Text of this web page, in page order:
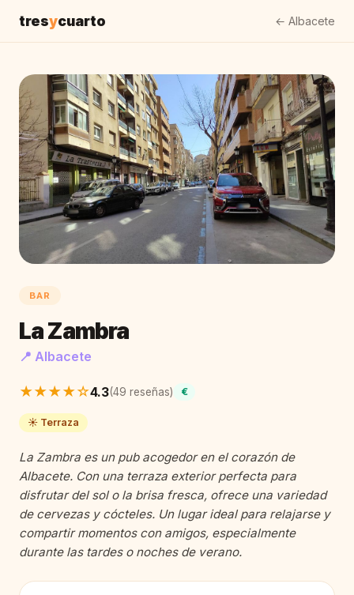
tresycuarto ← Albacete
BAR
La Zambra
📍 Albacete
★★★★☆4.3(49 reseñas) €
☀️ Terraza
La Zambra es un pub acogedor en el corazón de
Albacete. Con una terraza exterior perfecta para
disfrutar del sol o la brisa fresca, ofrece una variedad
de cervezas y cócteles. Un lugar ideal para relajarse y
compartir momentos con amigos, especialmente
durante las tardes o noches de verano.